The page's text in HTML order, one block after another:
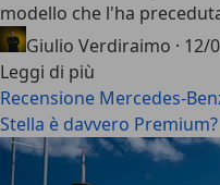
modello che l'ha
Giulio Verdiraimo · 12/
Leggi di più
Recensione Mercedes-
Stella è davvero Premium?